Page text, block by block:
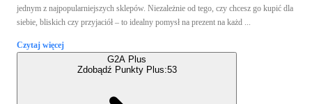
jednym z najpopularniejszych sklepów. Niezależnie od tego, czy chcesz go kupić dla
siebie, bliskich czy przyjaciół – to idealny pomysł na prezent na każd ...
Czytaj więcej
G2A Plus
Zdobądź Punkty Plus:53